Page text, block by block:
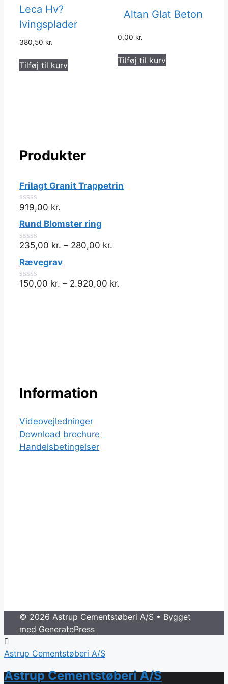
Leca Hv?
lvingsplader
380,50 kr.
Tilføj til kurv
Altan Glat Beton
0,00 kr.
Tilføj til kurv
Produkter
Frilagt Granit Trappetrin
0
ud
af
5
919,00 kr.
Rund Blomster ring
0
ud
af
5
235,00 kr. – 280,00 kr.
Rævegrav
0
150,00 kr. – 2.920,00 kr.
Information
Videovejledninger
Download brochure
Handelsbetingelser
© 2026 Astrup Cementstøberi A/S • Bygget
med GeneratePress
Astrup Cementstøberi A/S
Astrup Cementstøberi A/S